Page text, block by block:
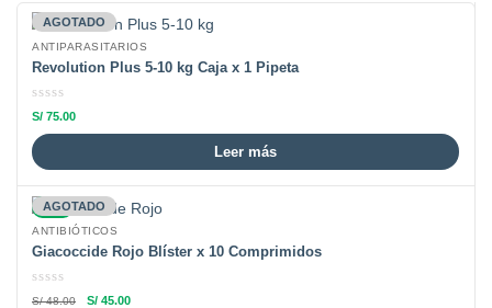
AGOTADO
ANTIPARASITARIOS
Revolution Plus 5-10 kg Caja x 1 Pipeta
S/ 75.00
Leer más
-6%
AGOTADO
ANTIBIÓTICOS
Giacoccide Rojo Blíster x 10 Comprimidos
S/48.00 S/ 45.00